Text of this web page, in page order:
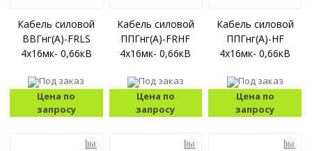
Кабель силовой
ВВГнг(А)-FRLS
4x16мк- 0,66кВ
Под заказ
Цена по
запросу
Кабель силовой
ППГнг(А)-FRHF
4x16мк- 0,66кВ
Под заказ
Цена по
запросу
Кабель силовой
ППГнг(А)-HF
4x16мк- 0,66кВ
Под заказ
Цена по
запросу